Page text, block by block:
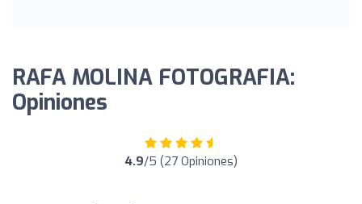
RAFA MOLINA FOTOGRAFIA:
Opiniones
4.9/5 (27 Opiniones)